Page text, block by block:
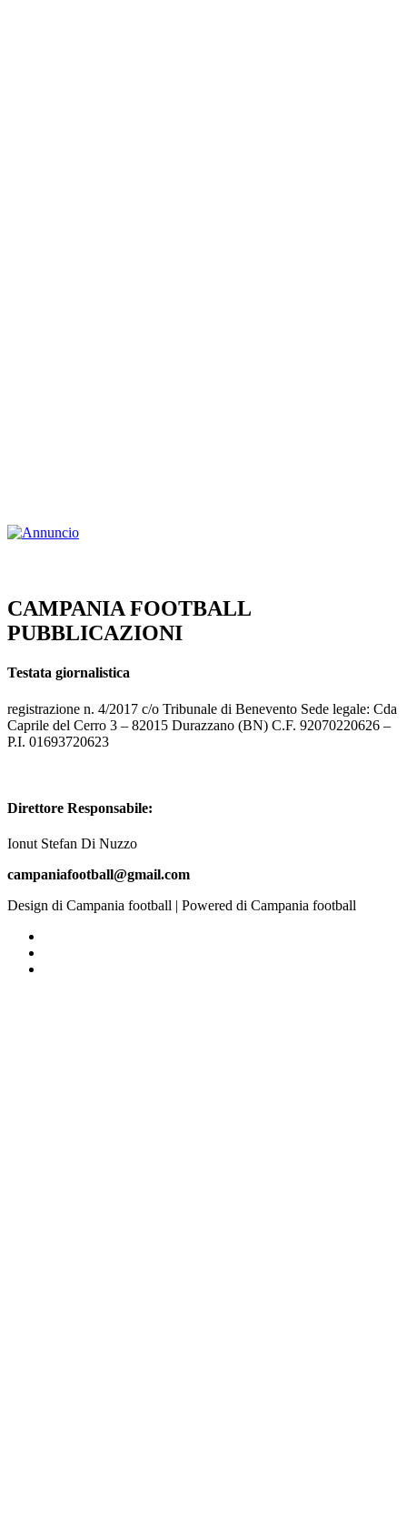
CAMPANIA FOOTBALL
PUBBLICAZIONI
Testata giornalistica
registrazione n. 4/2017 c/o Tribunale di Benevento Sede legale: Cda
Caprile del Cerro 3 – 82015 Durazzano (BN) C.F. 92070220626 –
P.I. 01693720623
Direttore Responsabile:
Ionut Stefan Di Nuzzo
campaniafootball@gmail.com
Design di Campania football | Powered di Campania football